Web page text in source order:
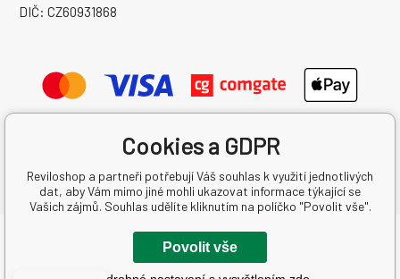
DIČ: CZ60931868
Copyright © 2026 REVILO AUTO s.r.o.
Všechna práva vyhrazena.
Cookies a GDPR
Reviloshop a partneři potřebují Váš souhlas k využití jednotlivých
dat, aby Vám mimo jiné mohli ukazovat informace týkající se
Vašich zájmů. Souhlas udělíte kliknutím na políčko "Povolit vše".
Povolit vše